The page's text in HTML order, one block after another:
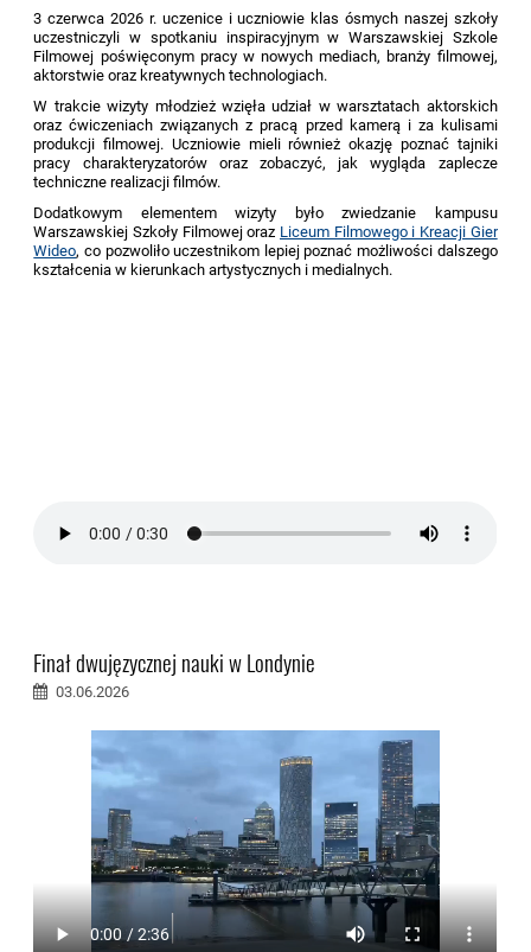
3 czerwca 2026 r. uczenice i uczniowie klas ósmych naszej szkoły
uczestniczyli w spotkaniu
inspiracyjnym w Warszawskiej Szkole
Filmowej poświęconym pracy w nowych mediach, branży filmowej,
aktorstwie oraz kreatywnych technologiach.
W trakcie wizyty młodzież wzięła udział w warsztatach aktorskich
oraz ćwiczeniach związanych z pracą przed kamerą i za kulisami
produkcji filmowej. Uczniowie mieli również okazję poznać tajniki
pracy charakteryzatorów oraz zobaczyć, jak wygląda zaplecze
techniczne realizacji filmów.
Dodatkowym elementem wizyty było zwiedzanie kampusu
Warszawskiej Szkoły Filmowej oraz Liceum Filmowego i Kreacji Gier
Wideo, co pozwoliło uczestnikom lepiej poznać możliwości dalszego
kształcenia w kierunkach artystycznych i medialnych.
Finał dwujęzycznej nauki w Londynie
03.06.2026